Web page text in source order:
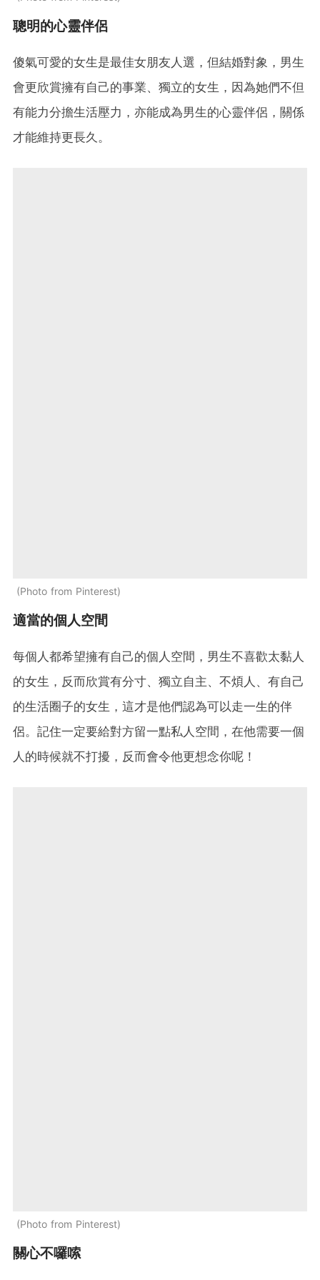
聰明的心靈伴侶
傻氣可愛的女生是最佳女朋友人選，但結婚對象，男生
會更欣賞擁有自己的事業、獨立的女生，因為她們不但
有能力分擔生活壓力，亦能成為男生的心靈伴侶，關係
才能維持更長久。
Photo from Pinterest
適當的個人空間
每個人都希望擁有自己的個人空間，男生不喜歡太黏人
的女生，反而欣賞有分寸、獨立自主、不煩人、有自己
的生活圈子的女生，這才是他們認為可以走一生的伴
侶。記住一定要給對方留一點私人空間，在他需要一個
人的時候就不打擾，反而會令他更想念你呢！
Photo from Pinterest
關心不囉嗦